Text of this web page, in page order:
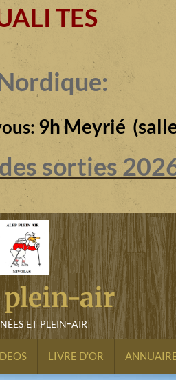
TES
Nordique:
9h Meyrié
sorties
plein-air
et plein-air
LIVRE D'OR